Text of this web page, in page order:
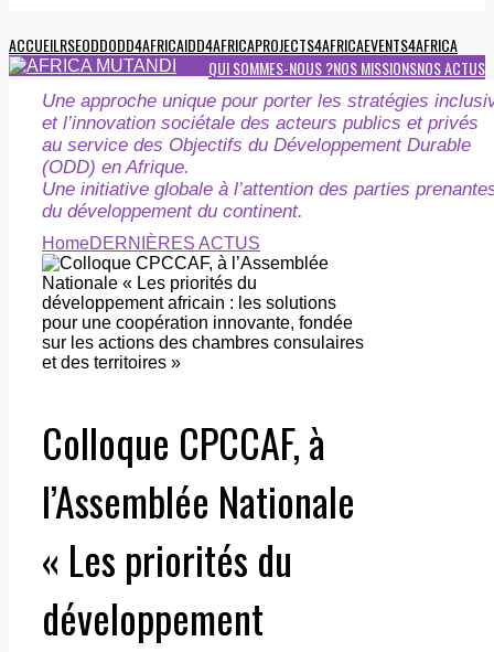
ACCUEILRSEODDODD4AFRICAIDD4AFRICAPROJECTS4AFRICAEVENTS4AFRICA
NOS ACTUS
NOS MISSIONS
QUI SOMMES-NOUS ?
Une approche unique pour porter les stratégies
et l’innovation sociétale des acteurs publics et privés
au service des Objectifs du Développement Durable
(ODD) en Afrique.
Une initiative globale à l’attention des parties
du développement du continent.
HomeDERNIÈRES ACTUS
Colloque CPCCAF, à
l’Assemblée Nationale
« Les priorités du
développement